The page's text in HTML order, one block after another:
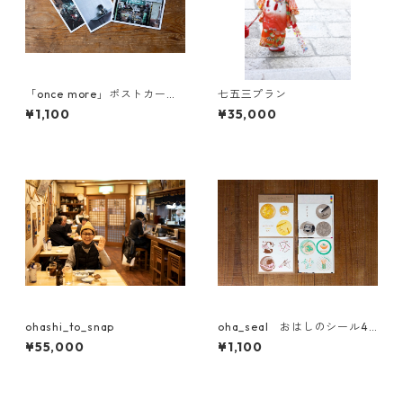
「once more」ポストカー
ド Cセット
¥1,100
七五三プラン
¥35,000
ohashi_to_snap
¥55,000
oha_seal おはしのシール4
枚セット
¥1,100